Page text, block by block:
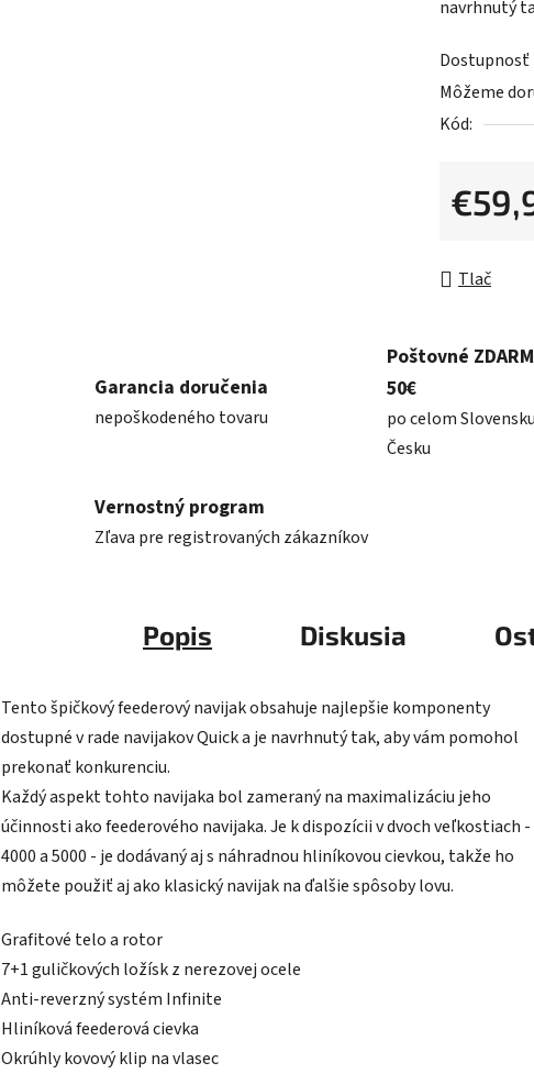
z
hviezdičiek.
navrhnutý
Dostupnosť
Môžeme
Kód:
Tlač
Garancia doručenia
nepoškodeného tovaru
Poštovné
50€
po celom
Česku
Vernostný program
Zľava pre registrovaných zákazníkov
Popis Diskusia
Tento špičkový feederový navijak obsahuje najlepšie komponenty
dostupné v rade navijakov Quick a je navrhnutý tak, aby vám pomohol
prekonať konkurenciu.
Každý aspekt tohto navijaka bol zameraný na maximalizáciu jeho
účinnosti ako feederového navijaka. Je k dispozícii v dvoch veľkostiach -
4000 a 5000 - je dodávaný aj s náhradnou hliníkovou cievkou, takže ho
môžete použiť aj ako klasický navijak na ďalšie spôsoby lovu.
Grafitové telo a rotor
7+1 guličkových ložísk z nerezovej ocele
Anti-reverzný systém Infinite
Hliníková feederová cievka
Okrúhly kovový klip na vlasec